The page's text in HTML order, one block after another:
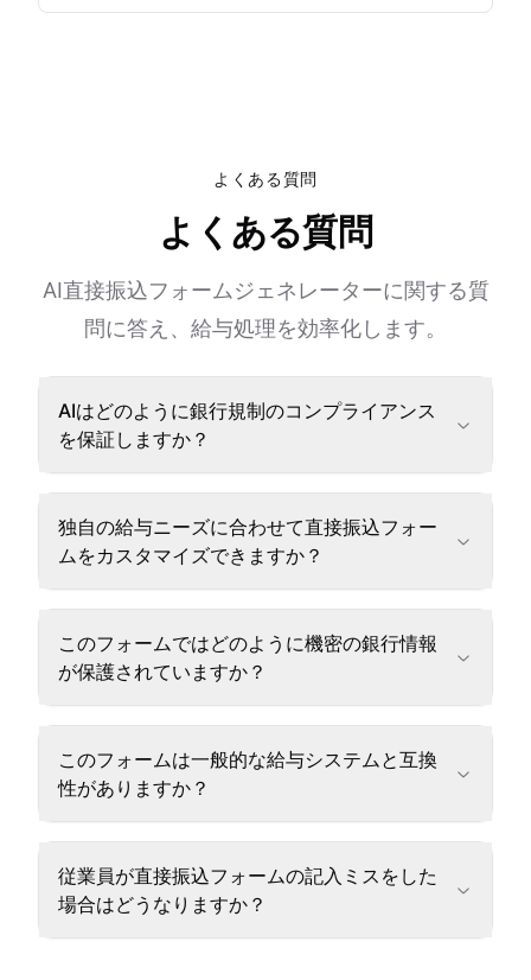
よくある質問
よくある質問
AI直接振込フォームジェネレーターに関する質
問に答え、給与処理を効率化します。
AIはどのように銀行規制のコンプライアンス
を保証しますか？
独自の給与ニーズに合わせて直接振込フォー
ムをカスタマイズできますか？
このフォームではどのように機密の銀行情報
が保護されていますか？
このフォームは一般的な給与システムと互換
性がありますか？
従業員が直接振込フォームの記入ミスをした
場合はどうなりますか？